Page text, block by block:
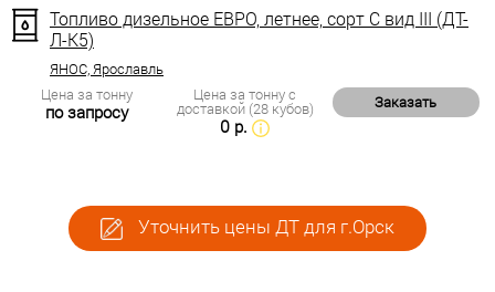
Топливо дизельное ЕВРО, летнее, сорт С вид III (ДТ-
Л-К5)
ЯНОС, Ярославль
Цена за тонну
по запросу
Цена за тонну с
доставкой (28 кубов)
0 р.
Заказать
Уточнить цены ДТ для г.Орск